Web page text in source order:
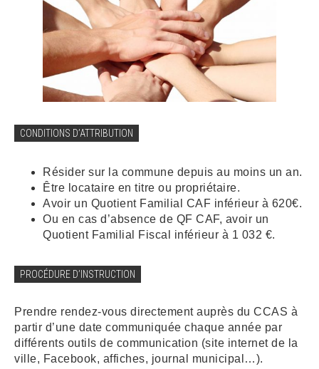
CONDITIONS D’ATTRIBUTION
Résider sur la commune depuis au moins un an.
Être locataire en titre ou propriétaire.
Avoir un Quotient Familial CAF inférieur à 620€.
Ou en cas d’absence de QF CAF, avoir un
Quotient Familial Fiscal inférieur à 1 032 €.
PROCÉDURE D’INSTRUCTION
Prendre rendez-vous directement auprès du CCAS à
partir d’une date communiquée chaque année par
différents outils de communication (site internet de la
ville, Facebook, affiches, journal municipal…).
POLICE MUNICIPALE
DECHETS
SIGNALEMENTS
DOSSIER DE DEMANDE DE SUBVENTION
DEMANDE DE PRÊT DE MATERIEL
FICHE D'ORGANISATION MANIFESTATION
PLAN D'ACTION MUNICIPAL
ARRÊTÉS MUNICIPAUX
DÉLIBÉRATIONS